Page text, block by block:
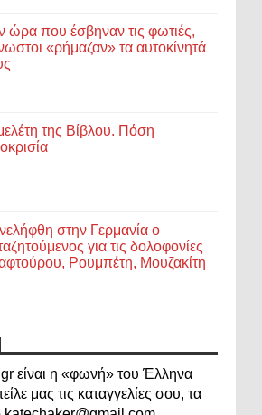
ώρα που έσβηναν τις φωτιές,
«ρήμαζαν» τα αυτοκίνητά
της Βίβλου. Πόση
στην Γερμανία ο
για τις δολοφονίες
Ρουμπέτη, Μουζακίτη
είναι η «φωνή» του Έλληνα
μας τις καταγγελίες σου, τα